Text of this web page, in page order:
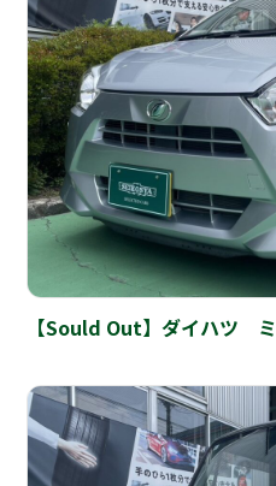
【Sould Out】ダイハツ